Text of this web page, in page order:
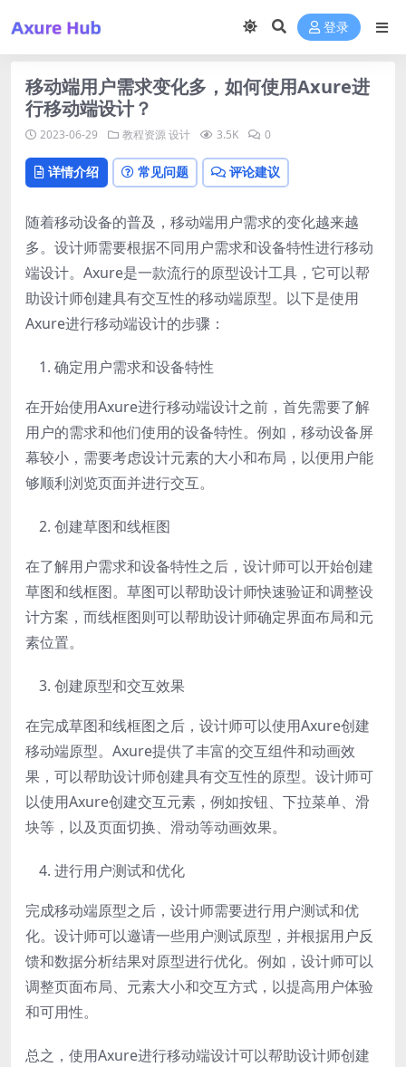
登录
移动端用户需求变化多，如何使用Axure进
行移动端设计？
2023-06-29 教程资源设计 3.5K 0
详情介绍 常见问题 评论建议
随着移动设备的普及，移动端用户需求的变化越来越
多。设计师需要根据不同用户需求和设备特性进行移动
端设计。Axure是一款流行的原型设计工具，它可以帮
助设计师创建具有交互性的移动端原型。以下是使用
Axure进行移动端设计的步骤：
确定用户需求和设备特性
在开始使用Axure进行移动端设计之前，首先需要了解
用户的需求和他们使用的设备特性。例如，移动设备屏
幕较小，需要考虑设计元素的大小和布局，以便用户能
够顺利浏览页面并进行交互。
创建草图和线框图
在了解用户需求和设备特性之后，设计师可以开始创建
草图和线框图。草图可以帮助设计师快速验证和调整设
计方案，而线框图则可以帮助设计师确定界面布局和元
素位置。
创建原型和交互效果
在完成草图和线框图之后，设计师可以使用Axure创建
移动端原型。Axure提供了丰富的交互组件和动画效
果，可以帮助设计师创建具有交互性的原型。设计师可
以使用Axure创建交互元素，例如按钮、下拉菜单、滑
块等，以及页面切换、滑动等动画效果。
进行用户测试和优化
完成移动端原型之后，设计师需要进行用户测试和优
化。设计师可以邀请一些用户测试原型，并根据用户反
馈和数据分析结果对原型进行优化。例如，设计师可以
调整页面布局、元素大小和交互方式，以提高用户体验
和可用性。
总之，使用Axure进行移动端设计可以帮助设计师创建